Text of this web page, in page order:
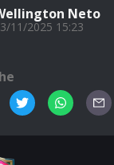
Neto
11/2025 15:23